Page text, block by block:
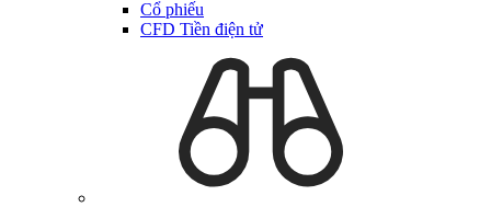
Cổ phiếu
CFD Tiền điện tử